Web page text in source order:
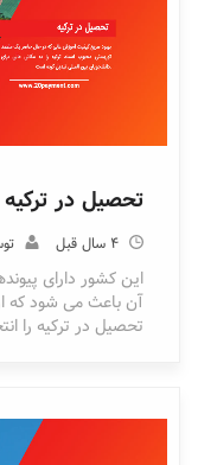
تحصیل در ترکیه
4 سال قبل
این کشور دارای
آن باعث می شود که
تحصیل در ترکیه را